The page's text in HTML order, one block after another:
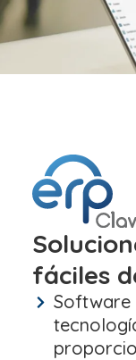
fáciles
Software